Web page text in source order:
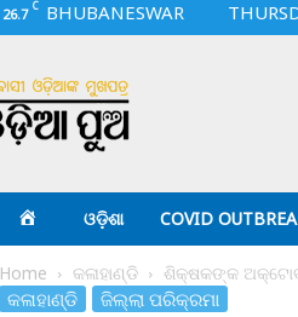
26.7 C BHUBANESWAR
ଓଡ଼ିଶା COVID
Home କଳାହାଣ୍ଡି ଶିକ୍ଷକଙ୍କ
କଳାହାଣ୍ଡି ଜିଲ୍ଲା ପରିକ୍ରମା